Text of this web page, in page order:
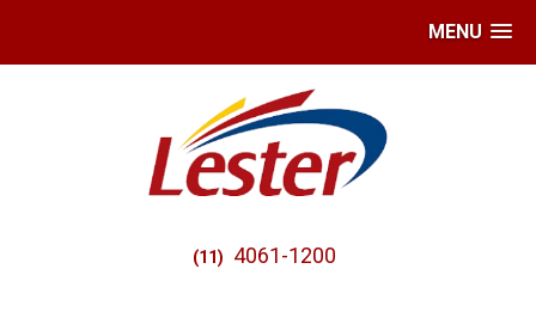
MENU
(11) 4061-1200